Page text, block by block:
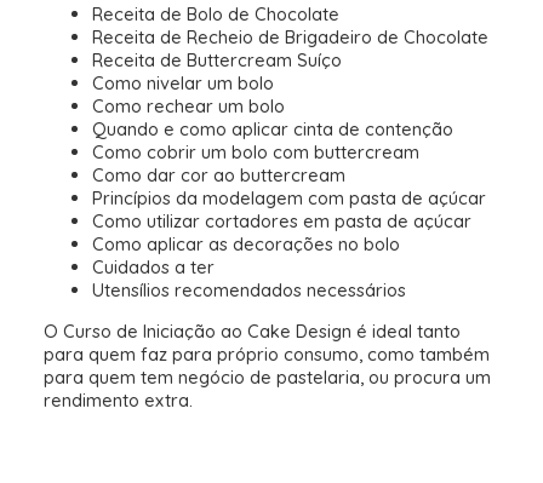
Receita de Bolo de Chocolate
Receita de Recheio de Brigadeiro de Chocolate
Receita de Buttercream Suíço
Como nivelar um bolo
Como rechear um bolo
Quando e como aplicar cinta de contenção
Como cobrir um bolo com buttercream
Como dar cor ao buttercream
Princípios da modelagem com pasta de açúcar
Como utilizar cortadores em pasta de açúcar
Como aplicar as decorações no bolo
Cuidados a ter
Utensílios recomendados necessários
O Curso de Iniciação ao Cake Design é ideal tanto
para quem faz para próprio consumo, como também
para quem tem negócio de pastelaria, ou procura um
rendimento extra.